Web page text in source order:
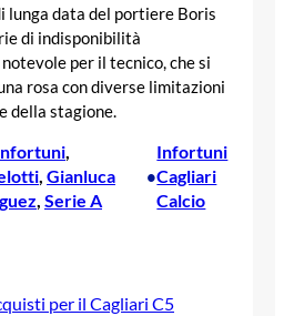
lunga data del portiere Boris
di indisponibilità
per il tecnico, che si
rosa con diverse limitazioni
della stagione.
, Gianluca
, Serie A
•
Infortuni
Cagliari
Calcio
per il Cagliari C5